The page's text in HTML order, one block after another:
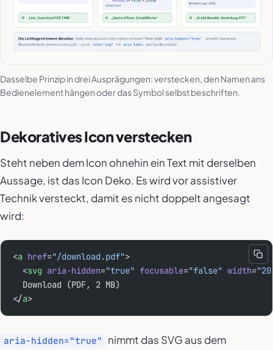
Dasselbe Prinzip in drei Ausprägungen: verstecken, den Namen ans
Bedienelement hängen oder das Symbol selbst beschriften.
Dekoratives Icon verstecken
Steht neben dem Icon ohnehin ein Text mit derselben
Aussage, ist das Icon Deko. Es wird vor assistiver
Technik versteckt, damit es nicht doppelt angesagt
wird:
<a href="/download.pdf">
  <
svg aria-hidden="true" focusable="false" width=
  Download (PDF, 2 MB)
</a>
aria-hidden="true"
nimmt das SVG aus dem